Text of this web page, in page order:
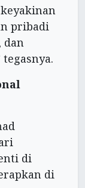
pribadi
dan
di
di